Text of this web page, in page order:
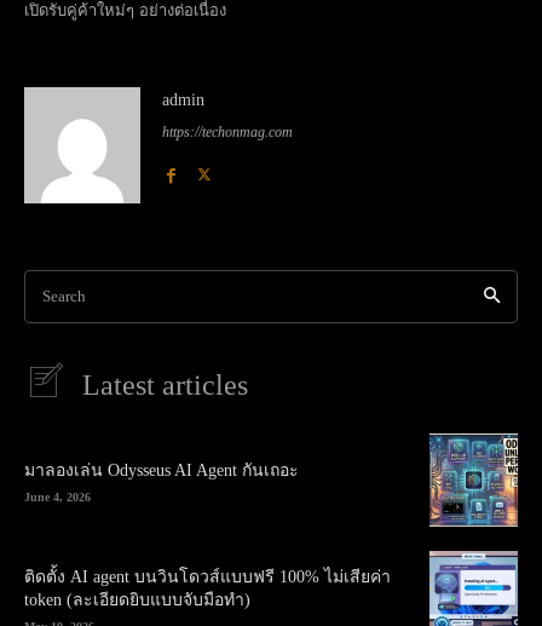
เปิดรับคู่ค้าใหม่ๆ อย่างต่อเนื่อง
admin
https://techonmag.com
Search
Latest articles
มาลองเล่น Odysseus AI Agent กันเถอะ
June 4, 2026
ติดตั้ง AI agent บนวินโดวส์แบบฟรี 100% ไม่เสียค่า
token (ละเอียดยิบแบบจับมือทำ)